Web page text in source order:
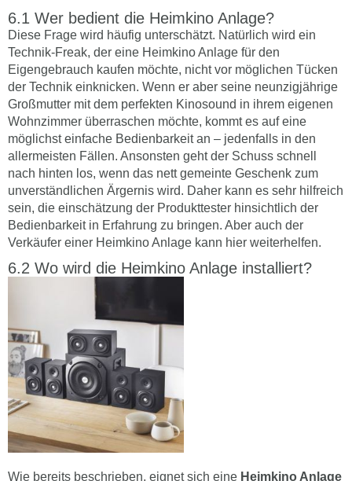
Wer bedient die Heimkino Anlage?
Diese Frage wird häufig unterschätzt. Natürlich wird ein
Technik-Freak, der eine Heimkino Anlage für den
Eigengebrauch kaufen möchte, nicht vor möglichen Tücken
der Technik einknicken. Wenn er aber seine neunzigjährige
Großmutter mit dem perfekten Kinosound in ihrem eigenen
Wohnzimmer überraschen möchte, kommt es auf eine
möglichst einfache Bedienbarkeit an – jedenfalls in den
allermeisten Fällen. Ansonsten geht der Schuss schnell
nach hinten los, wenn das nett gemeinte Geschenk zum
unverständlichen Ärgernis wird. Daher kann es sehr hilfreich
sein, die einschätzung der Produkttester hinsichtlich der
Bedienbarkeit in Erfahrung zu bringen. Aber auch der
Verkäufer einer Heimkino Anlage kann hier weiterhelfen.
Wo wird die Heimkino Anlage installiert?
Wie bereits beschrieben, eignet sich eine Heimkino Anlage